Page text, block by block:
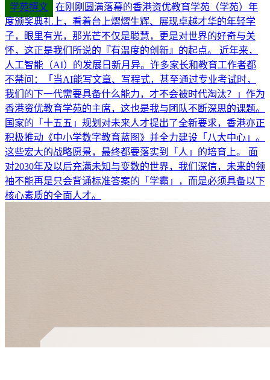
学苑撰文
在刚刚圆满落幕的香港资优教育学苑（学苑）年
度颁奖典礼上，看着台上熠熠生辉、展现卓越才华的年轻学
子，眼里有光，那光芒不仅是聪慧，更是对世界的好奇与关
怀，这正是我们所说的『有温度的创新』的起点。 近年来，
人工智能（AI）的发展日新月异。许多家长和教育工作者都
不禁问：「当AI能写文章、写程式，甚至通过专业考试时，
我们的下一代需要具备什么能力，才不会被时代淘汰？」作为
香港资优教育学苑的主席，这也是我与团队不断深思的课题。
国家的「十五五」规划对未来人才提出了全新要求，香港亦正
积极推动《中小学数字教育蓝图》并全力建设「八大中心」。
这些宏大的战略愿景，最终都要落实到「人」的培育上。 面
对2030年及以后充满未知与变数的世界，我们深信，未来的领
袖不能再是只会背诵标准答案的「学霸」，而是必须具备以下
核心素质的全面人才。